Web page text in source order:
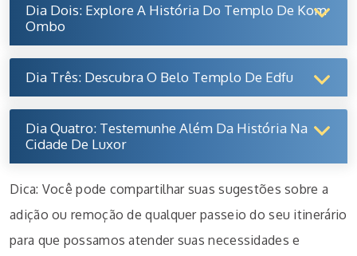
Dia Dois: Explore A História Do Templo De Kom
Ombo
Dia Três: Descubra O Belo Templo De Edfu
Dia Quatro: Testemunhe Além Da História Na
Cidade De Luxor
Dica: Você pode compartilhar suas sugestões sobre a
adição ou remoção de qualquer passeio do seu itinerário
para que possamos atender suas necessidades e